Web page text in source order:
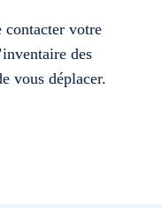
contacter votre
des
vous déplacer.